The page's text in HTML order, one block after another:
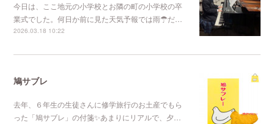
今日は、ここ地元の小学校とお隣の町の小学校の卒
業式でした。何日か前に見た天気予報では雨☂だ…
2026.03.18 10:22
鳩サブレ
去年、６年生の生徒さんに修学旅行のお土産でもら
った「鳩サブレ」の付箋✨あまりにリアルで、夕…